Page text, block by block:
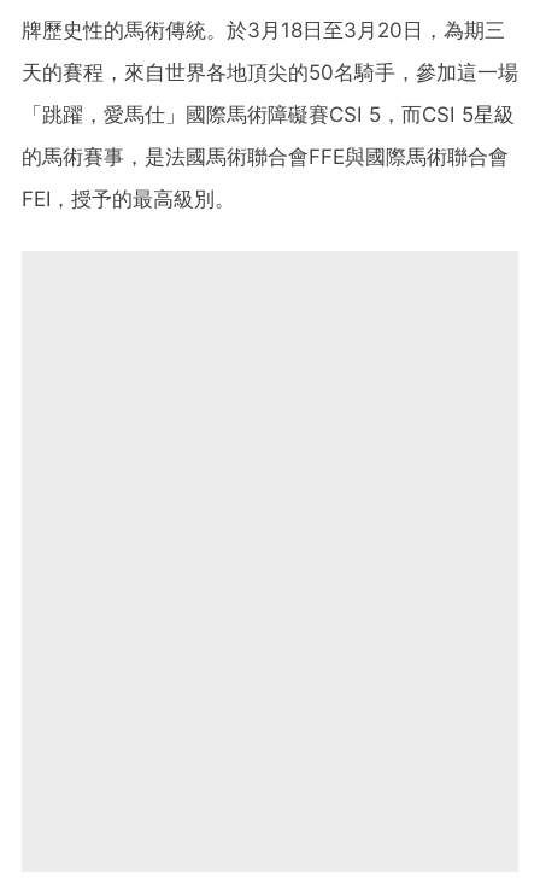
牌歷史性的馬術傳統。於3月18日至3月20日，為期三
天的賽程，來自世界各地頂尖的50名騎手，參加這一場
「跳躍，愛馬仕」國際馬術障礙賽CSI 5，而CSI 5星級
的馬術賽事，是法國馬術聯合會FFE與國際馬術聯合會
FEI，授予的最高級別。